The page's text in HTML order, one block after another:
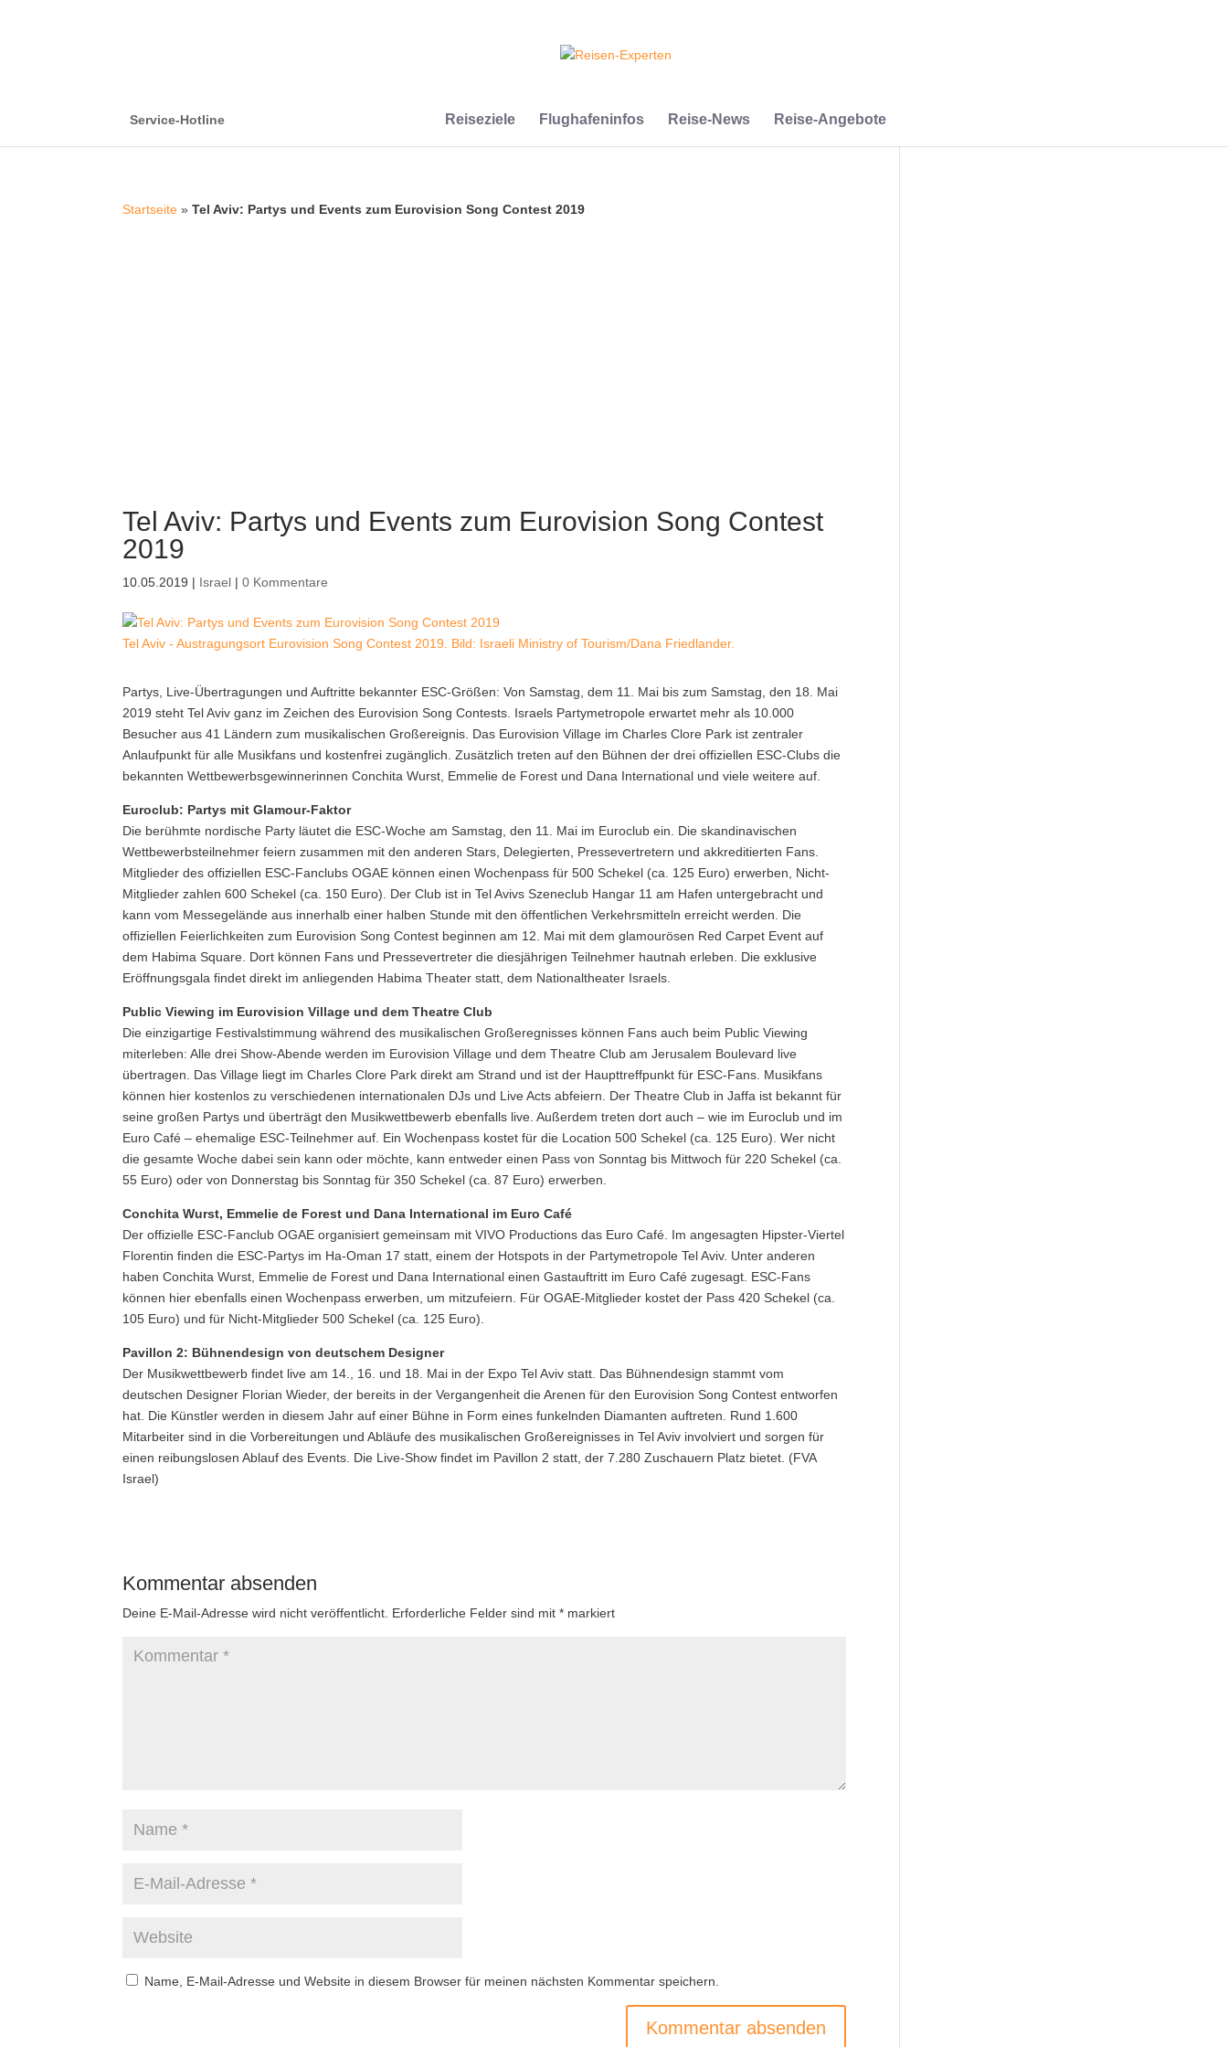
Service-Hotline Reiseziele Flughafeninfos Reise-News Reise-Angebote
Startseite »Tel Aviv: Partys und Events zum Eurovision Song Contest 2019
Tel Aviv: Partys und Events zum Eurovision Song Contest
2019
10.05.2019 | Israel |0 Kommentare
Tel Aviv - Austragungsort Eurovision Song Contest 2019. Bild: Israeli Ministry of Tourism/Dana Friedlander.
Partys, Live-Übertragungen und Auftritte bekannter ESC-Größen: Von Samstag, dem 11. Mai bis zum Samstag, den 18. Mai
2019 steht Tel Aviv ganz im Zeichen des Eurovision Song Contests. Israels Partymetropole erwartet mehr als 10.000
Besucher aus 41 Ländern zum musikalischen Großereignis. Das Eurovision Village im Charles Clore Park ist zentraler
Anlaufpunkt für alle Musikfans und kostenfrei zugänglich. Zusätzlich treten auf den Bühnen der drei offiziellen ESC-Clubs die
bekannten Wettbewerbsgewinnerinnen Conchita Wurst, Emmelie de Forest und Dana International und viele weitere auf.
Euroclub: Partys mit Glamour-Faktor
Die berühmte nordische Party läutet die ESC-Woche am Samstag, den 11. Mai im Euroclub ein. Die skandinavischen
Wettbewerbsteilnehmer feiern zusammen mit den anderen Stars, Delegierten, Pressevertretern und akkreditierten Fans.
Mitglieder des offiziellen ESC-Fanclubs OGAE können einen Wochenpass für 500 Schekel (ca. 125 Euro) erwerben, Nicht-
Mitglieder zahlen 600 Schekel (ca. 150 Euro). Der Club ist in Tel Avivs Szeneclub Hangar 11 am Hafen untergebracht und
kann vom Messegelände aus innerhalb einer halben Stunde mit den öffentlichen Verkehrsmitteln erreicht werden. Die
offiziellen Feierlichkeiten zum Eurovision Song Contest beginnen am 12. Mai mit dem glamourösen Red Carpet Event auf
dem Habima Square. Dort können Fans und Pressevertreter die diesjährigen Teilnehmer hautnah erleben. Die exklusive
Eröffnungsgala findet direkt im anliegenden Habima Theater statt, dem Nationaltheater Israels.
Public Viewing im Eurovision Village und dem Theatre Club
Die einzigartige Festivalstimmung während des musikalischen Großeregnisses können Fans auch beim Public Viewing
miterleben: Alle drei Show-Abende werden im Eurovision Village und dem Theatre Club am Jerusalem Boulevard live
übertragen. Das Village liegt im Charles Clore Park direkt am Strand und ist der Haupttreffpunkt für ESC-Fans. Musikfans
können hier kostenlos zu verschiedenen internationalen DJs und Live Acts abfeiern. Der Theatre Club in Jaffa ist bekannt für
seine großen Partys und überträgt den Musikwettbewerb ebenfalls live. Außerdem treten dort auch – wie im Euroclub und im
Euro Café – ehemalige ESC-Teilnehmer auf. Ein Wochenpass kostet für die Location 500 Schekel (ca. 125 Euro). Wer nicht
die gesamte Woche dabei sein kann oder möchte, kann entweder einen Pass von Sonntag bis Mittwoch für 220 Schekel (ca.
55 Euro) oder von Donnerstag bis Sonntag für 350 Schekel (ca. 87 Euro) erwerben.
Conchita Wurst, Emmelie de Forest und Dana International im Euro Café
Der offizielle ESC-Fanclub OGAE organisiert gemeinsam mit VIVO Productions das Euro Café. Im angesagten Hipster-Viertel
Florentin finden die ESC-Partys im Ha-Oman 17 statt, einem der Hotspots in der Partymetropole Tel Aviv. Unter anderen
haben Conchita Wurst, Emmelie de Forest und Dana International einen Gastauftritt im Euro Café zugesagt. ESC-Fans
können hier ebenfalls einen Wochenpass erwerben, um mitzufeiern. Für OGAE-Mitglieder kostet der Pass 420 Schekel (ca.
105 Euro) und für Nicht-Mitglieder 500 Schekel (ca. 125 Euro).
Pavillon 2: Bühnendesign von deutschem Designer
Der Musikwettbewerb findet live am 14., 16. und 18. Mai in der Expo Tel Aviv statt. Das Bühnendesign stammt vom
deutschen Designer Florian Wieder, der bereits in der Vergangenheit die Arenen für den Eurovision Song Contest entworfen
hat. Die Künstler werden in diesem Jahr auf einer Bühne in Form eines funkelnden Diamanten auftreten. Rund 1.600
Mitarbeiter sind in die Vorbereitungen und Abläufe des musikalischen Großereignisses in Tel Aviv involviert und sorgen für
einen reibungslosen Ablauf des Events. Die Live-Show findet im Pavillon 2 statt, der 7.280 Zuschauern Platz bietet. (FVA
Israel)
Kommentar absenden
Deine E-Mail-Adresse wird nicht veröffentlicht. Erforderliche Felder sind mit* markiert
Name, E-Mail-Adresse und Website in diesem Browser für meinen nächsten Kommentar speichern.